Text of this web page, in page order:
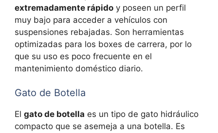
extremadamente rápido y poseen un perfil
muy bajo para acceder a vehículos con
suspensiones rebajadas. Son herramientas
optimizadas para los boxes de carrera, por lo
que su uso es poco frecuente en el
mantenimiento doméstico diario.
Gato de Botella
El gato de botella es un tipo de gato hidráulico
compacto que se asemeja a una botella. Es